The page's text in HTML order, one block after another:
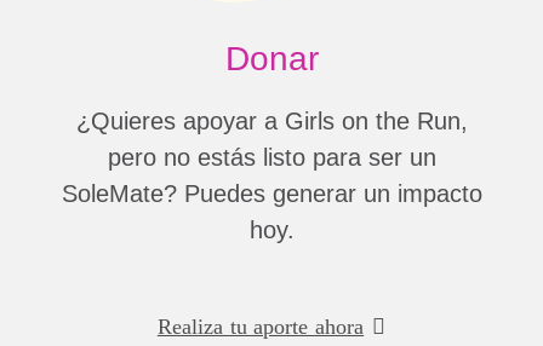
Donar
¿Quieres apoyar a Girls on the Run,
pero no estás listo para ser un
SoleMate? Puedes generar un impacto
hoy.
Realiza tu aporte ahora